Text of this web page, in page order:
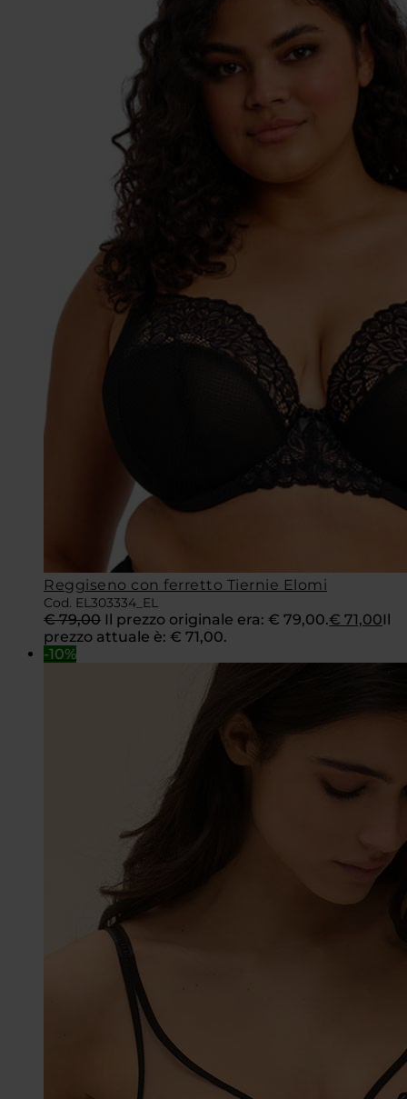
Reggiseno con ferretto Tiernie Elomi
Cod. EL303334_EL
€79,00 Il prezzo originale era: € 79,00.€ 71,00Il
prezzo attuale è: € 71,00.
-10%